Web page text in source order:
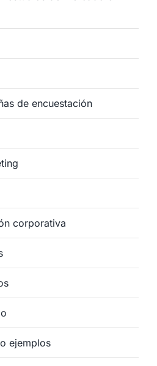
de encuestación
corporativa
ejemplos